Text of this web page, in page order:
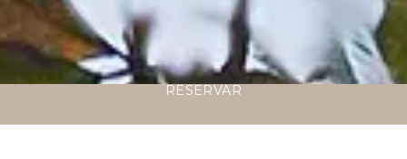
RESERVAR